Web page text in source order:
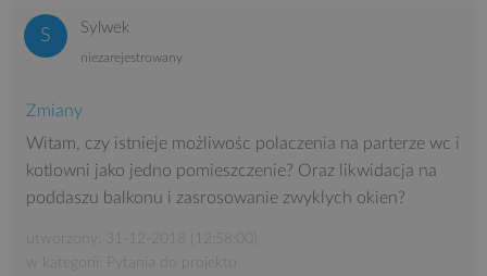
Sylwek
niezarejestrowany
Zmiany
Witam, czy istnieje możliwośc polaczenia na parterze wc i
kotlowni jako jedno pomieszczenie? Oraz likwidacja na
poddaszu balkonu i zasrosowanie zwyklych okien?
utworzony: 31-12-2018 (12:58:00)
w kategorii: Pytania do projektu